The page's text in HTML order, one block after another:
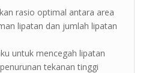
rasio optimal antara area
lipatan dan jumlah lipatan
untuk mencegah lipatan
tekanan tinggi